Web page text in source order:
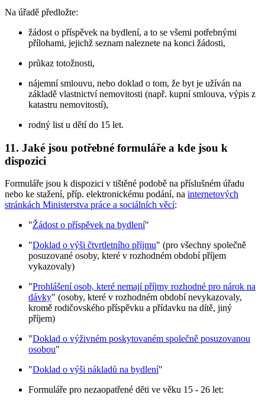
Na úřadě předložte:
žádost o příspěvek na bydlení, a to se všemi potřebnými
přílohami, jejichž seznam naleznete na konci žádosti,
průkaz totožnosti,
nájemní smlouvu, nebo doklad o tom, že byt je užíván na
základě vlastnictví nemovitosti (např. kupní smlouva, výpis z
katastru nemovitostí),
rodný list u dětí do 15 let.
11. Jaké jsou potřebné formuláře a kde jsou k
dispozici
Formuláře jsou k dispozici v tištěné podobě na příslušném úřadu
nebo ke stažení, příp. elektronickému podání, na internetových
stránkách Ministerstva práce a sociálních věcí:
"Žádost o příspěvek na bydlení"
"Doklad o výši čtvrtletního příjmu" (pro všechny společně
posuzované osoby, které v rozhodném období příjem
vykazovaly)
"Prohlášení osob, které nemají příjmy rozhodné pro nárok na
dávky" (osoby, které v rozhodném období nevykazovaly,
kromě rodičovského příspěvku a přídavku na dítě, jiný
příjem)
"Doklad o výživném poskytovaném společně posuzovanou
osobou"
"Doklad o výši nákladů na bydlení"
Formuláře pro nezaopatřené děti ve věku 15 - 26 let: